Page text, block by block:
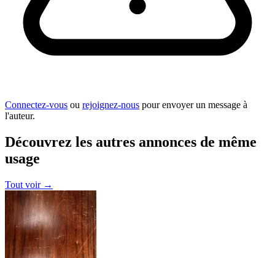
Connectez-vous ou rejoignez-nous pour envoyer un message à
l'auteur.
Découvrez les autres annonces de même
usage
Tout voir →